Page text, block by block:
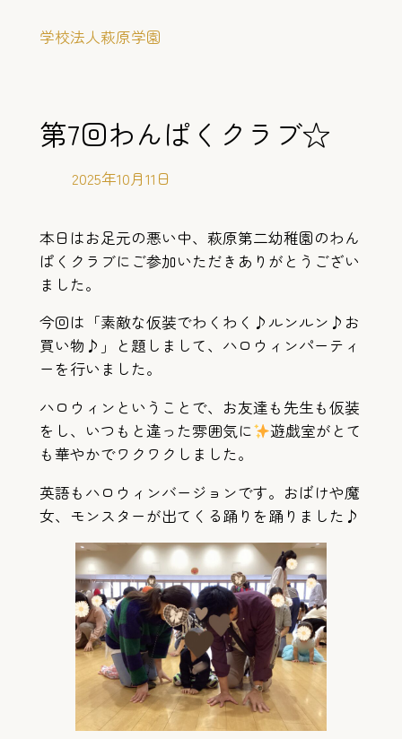
学校法人萩原学園
第7回わんぱくクラブ☆
2025年10月11日
本日はお足元の悪い中、萩原第二幼稚園のわん
ぱくクラブにご参加いただきありがとうござい
ました。
今回は「素敵な仮装でわくわく♪ルンルン♪お
買い物♪」と題しまして、ハロウィンパーティ
ーを行いました。
ハロウィンということで、お友達も先生も仮装
をし、いつもと違った雰囲気に
遊戯室がとて
も華やかでワクワクしました。
英語もハロウィンバージョンです。おばけや魔
女、モンスターが出てくる踊りを踊りました♪